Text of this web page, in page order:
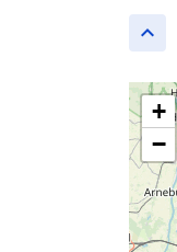
keyboard_arrow_up
+
−